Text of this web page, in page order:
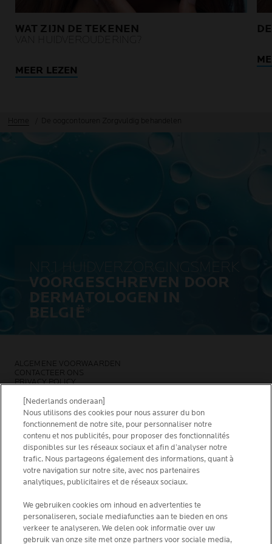
WAT ZIJN DE TEKENEN
MEER LEZEN
De oogcontouren Zorgvuldig behandelen
NR.1 HUIDVERZORGINGSMERK
VOORGESCHREVEN DOOR
DERMATOLOGEN IN
BELGIË
ALGEMENE VOORWAARDEN
CONTACTEER ONS
PRIVACY POLICY
COOKIES POLICY
NEWSLETTER
FOUNDATION LA ROCHE-POSAY
KIES JOUW LAND
La Roche-Posay Laboratoire Dermatologique CAI
86270 La Roche-Posay France
[email protected]
[Nederlands onderaan]
Nous utilisons des cookies pour nous assurer du bon
fonctionnement de notre site, pour personnaliser notre
contenu et nos publicités, pour proposer des fonctionnalités
disponibles sur les réseaux sociaux et afin d’analyser notre
trafic. Nous partageons également des informations, quant à
votre navigation sur notre site, avec nos partenaires
analytiques, publicitaires et de réseaux sociaux.
We gebruiken cookies om inhoud en advertenties te
personaliseren, sociale mediafuncties aan te bieden en ons
verkeer te analyseren. We delen ook informatie over uw
gebruik van onze site met onze partners voor sociale media,